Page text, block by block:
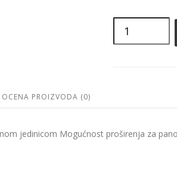
OCENA PROIZVODA (0)
jedinicom Mogućnost proširenja za